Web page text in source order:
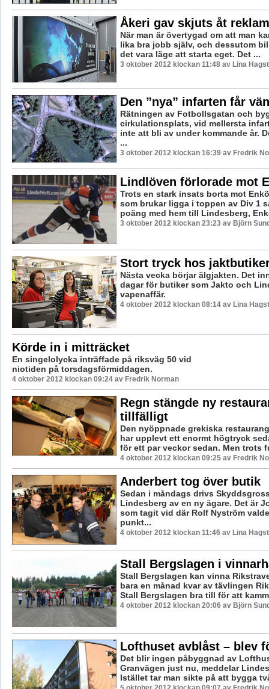
Åkeri gav skjuts åt
När man är övertygad om att man
lika bra jobb själv, och dessutom
det vara läge att starta eget. Det ...
3 oktober 2012 klockan 11:48 av Lina
Den ”nya” infarten får
Rätningen av Fotbollsgatan och
cirkulationsplats, vid mellersta
inte att bli av under kommande år.
...
3 oktober 2012 klockan 16:39 av Fredrik
Lindlöven förlorade mot
Trots en stark insats borta mot
som brukar ligga i toppen av Div 1
poäng med hem till Lindesberg,
3 oktober 2012 klockan 23:23 av Björn
Stort tryck hos
Nästa vecka börjar älgjakten. Det
dagar för butiker som Jakto och
vapenaffär.
4 oktober 2012 klockan 08:14 av Lina
Körde in i mitträcket
En singelolycka inträffade på riksväg 50 vid
niotiden på torsdagsförmiddagen.
4 oktober 2012 klockan 09:24 av Fredrik Norman
Regn stängde ny
tillfälligt
Den nyöppnade grekiska
har upplevt ett enormt högtryck
för ett par veckor sedan. Men trots
4 oktober 2012 klockan 09:25 av Fredrik
Anderbert tog över butik
Sedan i måndags drivs
Lindesberg av en ny ägare. Det är
som tagit vid där Rolf Nyström
punkt...
4 oktober 2012 klockan 11:46 av Lina
Stall Bergslagen i
Stall Bergslagen kan vinna
bara en månad kvar av tävlingen
Stall Bergslagen bra till för att
4 oktober 2012 klockan 20:06 av Björn
Lofthuset avblåst – blev
Det blir ingen påbyggnad av
Granvägen just nu, meddelar
Istället tar man sikte på att bygga